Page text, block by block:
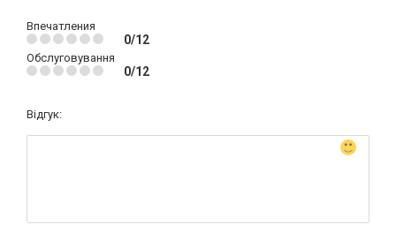
Впечатления
0/12
Обслуговування
0/12
Відгук: